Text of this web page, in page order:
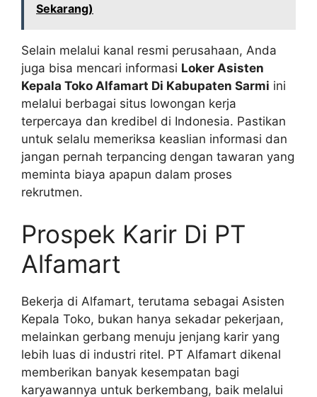
Sekarang)
Selain melalui kanal resmi perusahaan, Anda
juga bisa mencari informasi Loker Asisten
Kepala Toko Alfamart Di Kabupaten Sarmi ini
melalui berbagai situs lowongan kerja
terpercaya dan kredibel di Indonesia. Pastikan
untuk selalu memeriksa keaslian informasi dan
jangan pernah terpancing dengan tawaran yang
meminta biaya apapun dalam proses
rekrutmen.
Prospek Karir Di PT
Alfamart
Bekerja di Alfamart, terutama sebagai Asisten
Kepala Toko, bukan hanya sekadar pekerjaan,
melainkan gerbang menuju jenjang karir yang
lebih luas di industri ritel. PT Alfamart dikenal
memberikan banyak kesempatan bagi
karyawannya untuk berkembang, baik melalui